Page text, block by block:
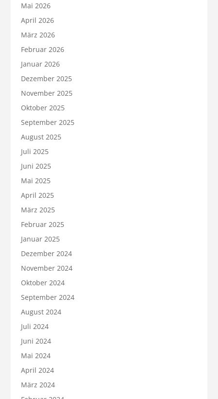
Mai 2026
April 2026
März 2026
Februar 2026
Januar 2026
Dezember 2025
November 2025
Oktober 2025
September 2025
August 2025
Juli 2025
Juni 2025
Mai 2025
April 2025
März 2025
Februar 2025
Januar 2025
Dezember 2024
November 2024
Oktober 2024
September 2024
August 2024
Juli 2024
Juni 2024
Mai 2024
April 2024
März 2024